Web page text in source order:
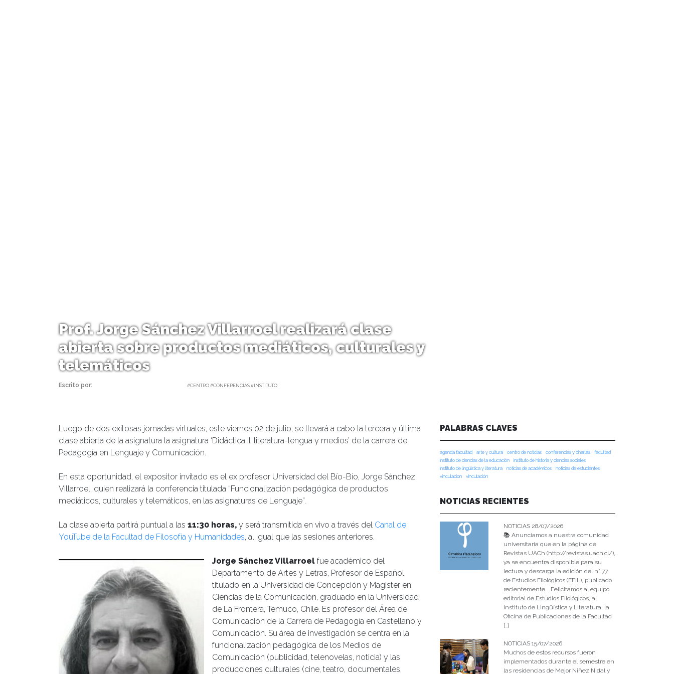
Prof. Jorge Sánchez Villarroel realizará clase
abierta sobre productos mediáticos, culturales y
telemáticos
Escrito por: #CENTRO #CONFERENCIAS #INSTITUTO
Luego de dos exitosas jornadas virtuales, este viernes 02 de julio, se llevará a cabo la tercera y última
clase abierta de la asignatura la asignatura ‘Didáctica II: literatura-lengua y medios’ de la carrera de
Pedagogía en Lenguaje y Comunicación.
En esta oportunidad, el expositor invitado es el ex profesor Universidad del Bío-Bío, Jorge Sánchez
Villarroel, quien realizará la conferencia titulada “Funcionalización pedagógica de productos
mediáticos, culturales y telemáticos, en las asignaturas de Lenguaje”.
La clase abierta partirá puntual a las 11:30 horas, y será transmitida en vivo a través del Canal de
YouTube de la Facultad de Filosofía y Humanidades, al igual que las sesiones anteriores.
Jorge Sánchez Villarroel fue académico del
Departamento de Artes y Letras, Profesor de Español,
titulado en la Universidad de Concepción y Magister en
Ciencias de la Comunicación, graduado en la Universidad
de La Frontera, Temuco, Chile. Es profesor del Área de
Comunicación de la Carrera de Pedagogía en Castellano y
Comunicación. Su área de investigación se centra en la
funcionalización pedagógica de los Medios de
Comunicación (publicidad, telenovelas, noticia) y las
producciones culturales (cine, teatro, documentales,
PALABRAS CLAVES
agenda facultad arte y cultura centro de noticias conferencias y charlas
facultad
instituto de ciencias de la educación
instituto de historia y ciencias sociales
instituto de lingüística y literatura
noticias de académicos
noticias de estudiantes
vinculacion
vinculación
NOTICIAS RECIENTES
NOTICIAS 28/07/2026
📚 Anunciamos a nuestra comunidad
universitaria que en la página de
Revistas UACh (http://revistas.uach.cl/),
ya se encuentra disponible para su
lectura y descarga la edición del n° 77
de Estudios Filológicos (EFIL), publicado
recientemente. Felicitamos al equipo
editorial de Estudios Filológicos, al
Instituto de Lingüística y Literatura, la
Oficina de Publicaciones de la Facultad
[…]
NOTICIAS 15/07/2026
Muchos de estos recursos fueron
implementados durante el semestre en
las residencias de Mejor Niñez Nidal y